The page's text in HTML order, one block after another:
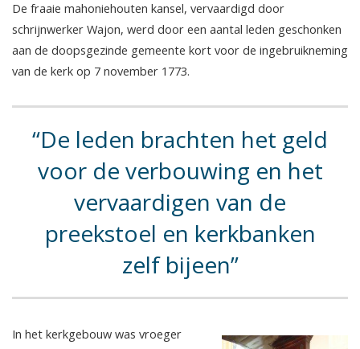
De fraaie mahoniehouten kansel, vervaardigd door
schrijnwerker Wajon, werd door een aantal leden geschonken
aan de doopsgezinde gemeente kort voor de ingebruikneming
van de kerk op 7 november 1773.
De leden brachten het geld
voor de verbouwing en het
vervaardigen van de
preekstoel en kerkbanken
zelf bijeen
In het kerkgebouw was vroeger